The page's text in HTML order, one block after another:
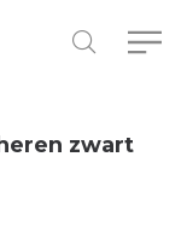
zwart